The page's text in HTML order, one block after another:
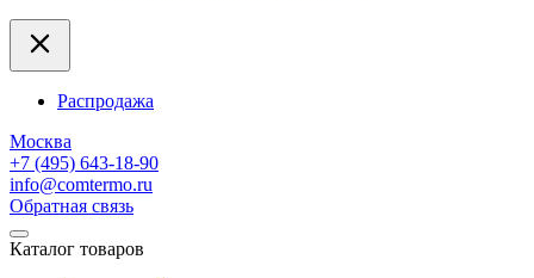
Распродажа
Москва
+7 (495) 643-18-90
info@comtermo.ru
Обратная связь
Каталог товаров